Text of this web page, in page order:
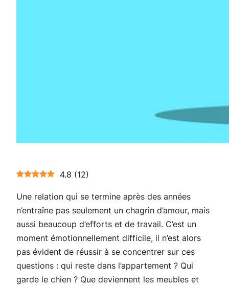
4.8 (12)
Une relation qui se termine après des années
n’entraîne pas seulement un chagrin d’amour, mais
aussi beaucoup d’efforts et de travail. C’est un
moment émotionnellement difficile, il n’est alors
pas évident de réussir à se concentrer sur ces
questions : qui reste dans l’appartement ? Qui
garde le chien ? Que deviennent les meubles et